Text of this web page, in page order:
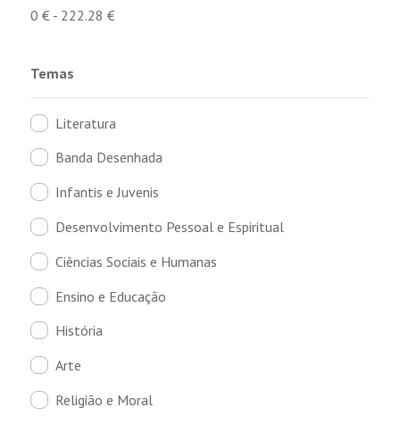
0 €- 222.28 €
Temas
Literatura
Banda Desenhada
Infantis e Juvenis
Desenvolvimento Pessoal e Espiritual
Ciências Sociais e Humanas
Ensino e Educação
História
Arte
Religião e Moral